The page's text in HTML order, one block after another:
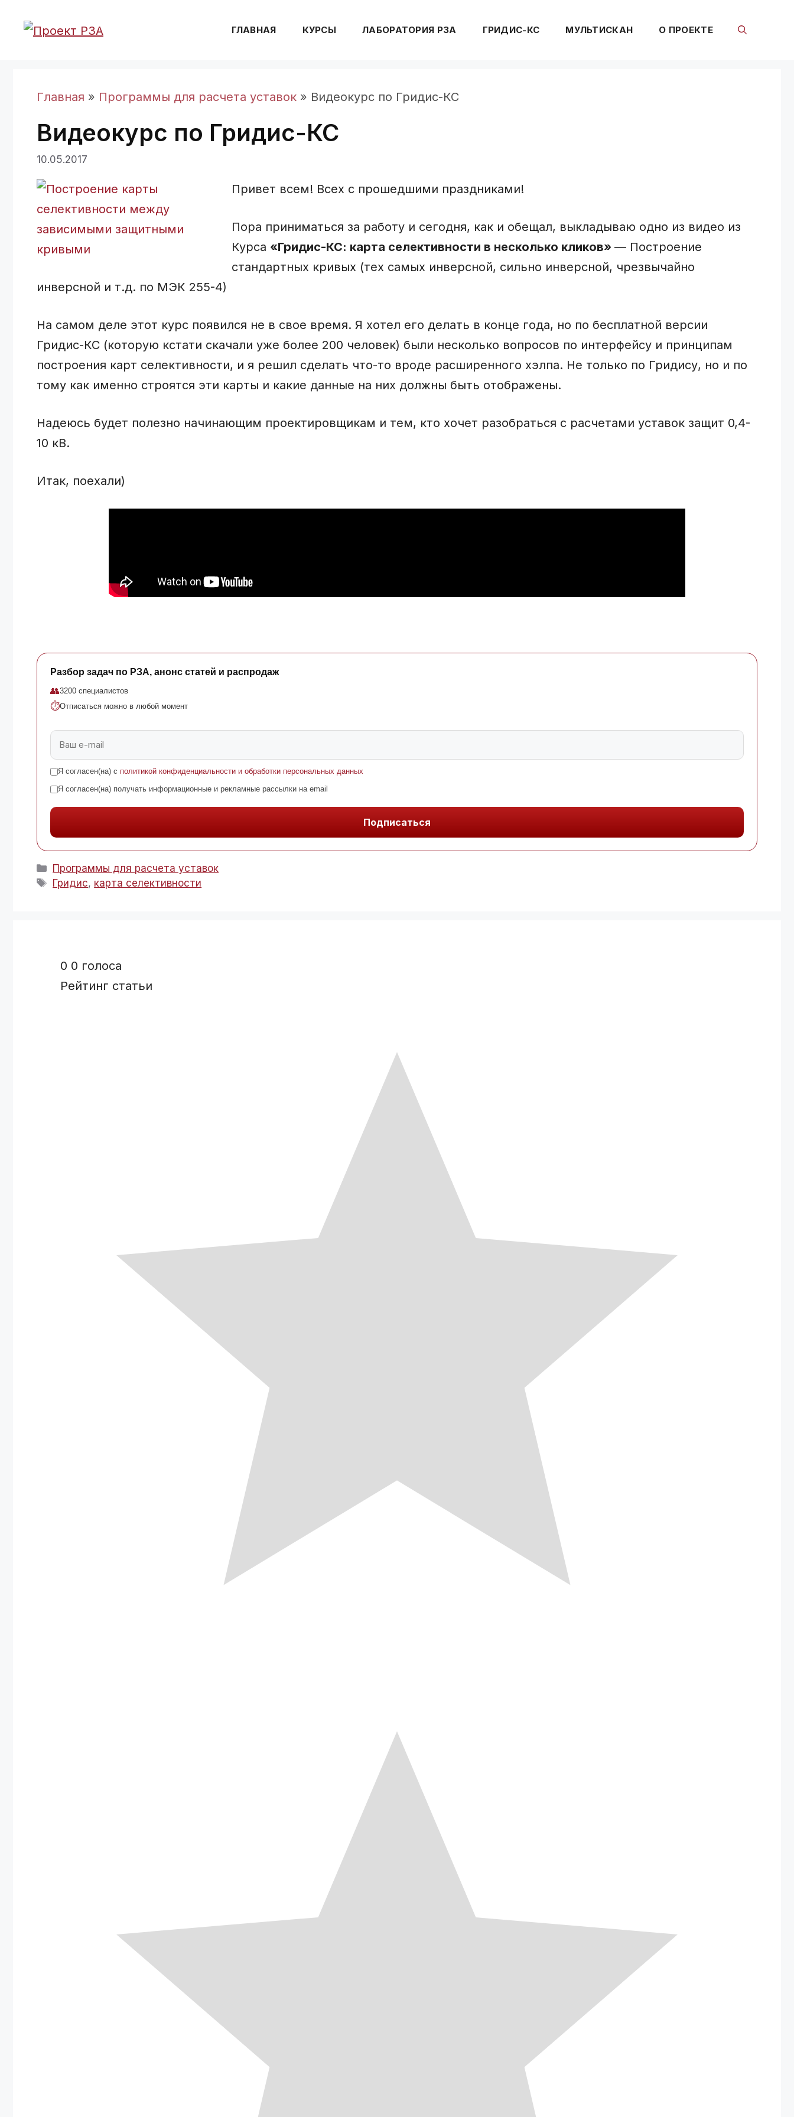
ГЛАВНАЯ КУРСЫ ЛАБОРАТОРИЯ РЗА ГРИДИС-КС МУЛЬТИСКАН О ПРОЕКТЕ
Главная » Программы для расчета уставок » Видеокурс по Гридис-КС
Видеокурс по Гридис-КС
10.05.2017
Привет всем! Всех с прошедшими праздниками!
Пора приниматься за работу и сегодня, как и обещал, выкладываю одно из видео из
Курса «Гридис-КС: карта селективности в несколько кликов» — Построение
стандартных кривых (тех самых инверсной, сильно инверсной, чрезвычайно
инверсной и т.д. по МЭК 255-4)
На самом деле этот курс появился не в свое время. Я хотел его делать в конце года, но по бесплатной версии
Гридис-КС (которую кстати скачали уже более 200 человек) были несколько вопросов по интерфейсу и принципам
построения карт селективности, и я решил сделать что-то вроде расширенного хэлпа. Не только по Гридису, но и по
тому как именно строятся эти карты и какие данные на них должны быть отображены.
Надеюсь будет полезно начинающим проектировщикам и тем, кто хочет разобраться с расчетами уставок защит 0,4-
10 кВ.
Итак, поехали)
Разбор задач по РЗА, анонс статей и распродаж
👥3200 специалистов
⏱Отписаться можно в любой момент
Я согласен(на) с политикой конфиденциальности и обработки персональных данных
Я согласен(на) получать информационные и рекламные рассылки на email
Подписаться
Рубрики
Программы для расчета уставок
Метки
Гридис, карта селективности
0 0 голоса
Рейтинг статьи